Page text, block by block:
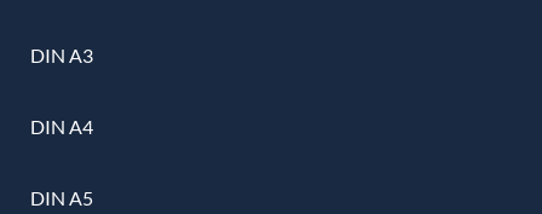
DIN A3
DIN A4
DIN A5